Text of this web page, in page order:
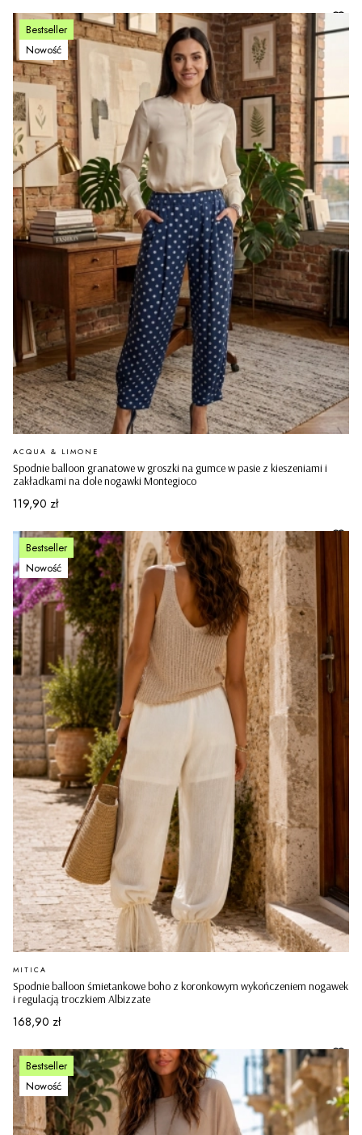
Bestseller
Nowość
Spodnie balloon granatowe w groszki na gumce w pasie z kieszeniami i
zakładkami na dole nogawki Montegioco
PRODUCENT
ACQUA & LIMONE
Cena
119,90 zł
Bestseller
Nowość
Spodnie balloon śmietankowe boho z koronkowym wykończeniem nogawek
i regulacją troczkiem Albizzate
PRODUCENT
MITICA
Cena
168,90 zł
Bestseller
Nowość